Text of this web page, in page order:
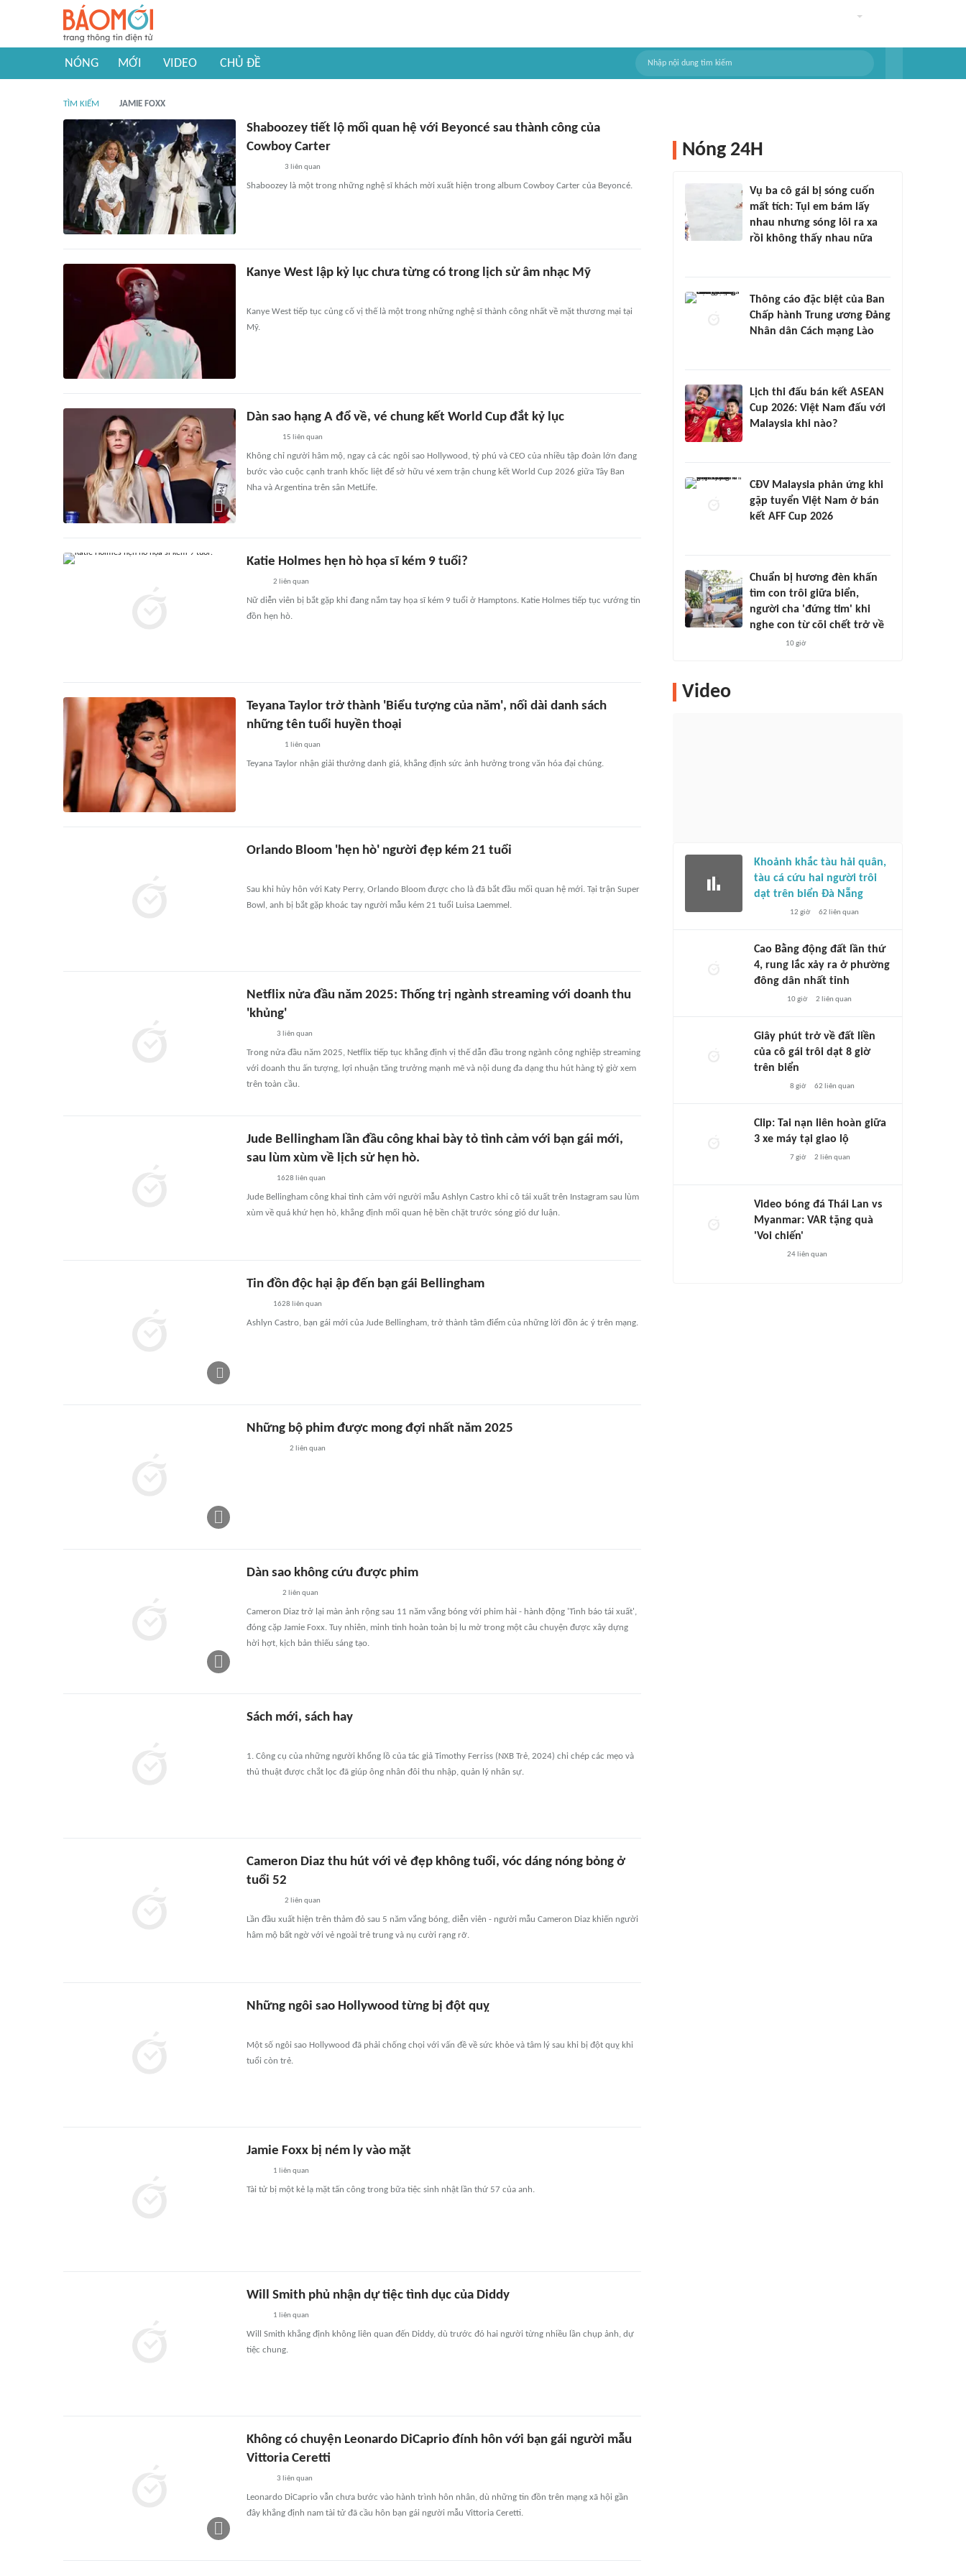
NÓNG MỚI VIDEO CHỦ ĐỀ
TÌM KIẾM JAMIE FOXX
Shaboozey tiết lộ mối quan hệ với Beyoncé sau thành công của
Cowboy Carter
3 liên quan
Shaboozey là một trong những nghệ sĩ khách mời xuất hiện trong album Cowboy Carter của Beyoncé.
Kanye West lập kỷ lục chưa từng có trong lịch sử âm nhạc Mỹ
Kanye West tiếp tục củng cố vị thế là một trong những nghệ sĩ thành công nhất về mặt thương mại tại
Mỹ.
Dàn sao hạng A đổ về, vé chung kết World Cup đắt kỷ lục
15 liên quan
Không chỉ người hâm mộ, ngay cả các ngôi sao Hollywood, tỷ phú và CEO của nhiều tập đoàn lớn đang
bước vào cuộc cạnh tranh khốc liệt để sở hữu vé xem trận chung kết World Cup 2026 giữa Tây Ban
Nha và Argentina trên sân MetLife.
Katie Holmes hẹn hò họa sĩ kém 9 tuổi?
2 liên quan
Nữ diễn viên bị bắt gặp khi đang nắm tay họa sĩ kém 9 tuổi ở Hamptons. Katie Holmes tiếp tục vướng tin
đồn hẹn hò.
Teyana Taylor trở thành 'Biểu tượng của năm', nối dài danh sách
những tên tuổi huyền thoại
1 liên quan
Teyana Taylor nhận giải thưởng danh giá, khẳng định sức ảnh hưởng trong văn hóa đại chúng.
Orlando Bloom 'hẹn hò' người đẹp kém 21 tuổi
Sau khi hủy hôn với Katy Perry, Orlando Bloom được cho là đã bắt đầu mối quan hệ mới. Tại trận Super
Bowl, anh bị bắt gặp khoác tay người mẫu kém 21 tuổi Luisa Laemmel.
Netflix nửa đầu năm 2025: Thống trị ngành streaming với doanh thu
'khủng'
3 liên quan
Trong nửa đầu năm 2025, Netflix tiếp tục khẳng định vị thế dẫn đầu trong ngành công nghiệp streaming
với doanh thu ấn tượng, lợi nhuận tăng trưởng mạnh mẽ và nội dung đa dạng thu hút hàng tỷ giờ xem
trên toàn cầu.
Jude Bellingham lần đầu công khai bày tỏ tình cảm với bạn gái mới,
sau lùm xùm về lịch sử hẹn hò.
1628 liên quan
Jude Bellingham công khai tình cảm với người mẫu Ashlyn Castro khi cô tái xuất trên Instagram sau lùm
xùm về quá khứ hẹn hò, khẳng định mối quan hệ bền chặt trước sóng gió dư luận.
Tin đồn độc hại ập đến bạn gái Bellingham
1628 liên quan
Ashlyn Castro, bạn gái mới của Jude Bellingham, trở thành tâm điểm của những lời đồn ác ý trên mạng.
Những bộ phim được mong đợi nhất năm 2025
2 liên quan
Dàn sao không cứu được phim
2 liên quan
Cameron Diaz trở lại màn ảnh rộng sau 11 năm vắng bóng với phim hài - hành động 'Tình báo tái xuất',
đóng cặp Jamie Foxx. Tuy nhiên, minh tinh hoàn toàn bị lu mờ trong một câu chuyện được xây dựng
hời hợt, kịch bản thiếu sáng tạo.
Sách mới, sách hay
1. Công cụ của những người khổng lồ của tác giả Timothy Ferriss (NXB Trẻ, 2024) chi chép các mẹo và
thủ thuật được chắt lọc đã giúp ông nhân đôi thu nhập, quản lý nhân sự.
Cameron Diaz thu hút với vẻ đẹp không tuổi, vóc dáng nóng bỏng ở
tuổi 52
2 liên quan
Lần đầu xuất hiện trên thảm đỏ sau 5 năm vắng bóng, diễn viên - người mẫu Cameron Diaz khiến người
hâm mộ bất ngờ với vẻ ngoài trẻ trung và nụ cười rạng rỡ.
Những ngôi sao Hollywood từng bị đột quỵ
Một số ngôi sao Hollywood đã phải chống chọi với vấn đề về sức khỏe và tâm lý sau khi bị đột quỵ khi
tuổi còn trẻ.
Jamie Foxx bị ném ly vào mặt
1 liên quan
Tài tử bị một kẻ lạ mặt tấn công trong bữa tiệc sinh nhật lần thứ 57 của anh.
Will Smith phủ nhận dự tiệc tình dục của Diddy
1 liên quan
Will Smith khẳng định không liên quan đến Diddy, dù trước đó hai người từng nhiều lần chụp ảnh, dự
tiệc chung.
Không có chuyện Leonardo DiCaprio đính hôn với bạn gái người mẫu
Vittoria Ceretti
3 liên quan
Leonardo DiCaprio vẫn chưa bước vào hành trình hôn nhân, dù những tin đồn trên mạng xã hội gần
đây khẳng định nam tài tử đã cầu hôn bạn gái người mẫu Vittoria Ceretti.
Nóng 24H
Vụ ba cô gái bị sóng cuốn
mất tích: Tụi em bám lấy
nhau nhưng sóng lôi ra xa
rồi không thấy nhau nữa
Thông cáo đặc biệt của Ban
Chấp hành Trung ương Đảng
Nhân dân Cách mạng Lào
Lịch thi đấu bán kết ASEAN
Cup 2026: Việt Nam đấu với
Malaysia khi nào?
CĐV Malaysia phản ứng khi
gặp tuyển Việt Nam ở bán
kết AFF Cup 2026
Chuẩn bị hương đèn khấn
tìm con trôi giữa biển,
người cha 'đứng tim' khi
nghe con từ cõi chết trở về
10 giờ
Video
Khoảnh khắc tàu hải quân,
tàu cá cứu hai người trôi
dạt trên biển Đà Nẵng
12 giờ 62 liên quan
Cao Bằng động đất lần thứ
4, rung lắc xảy ra ở phường
đông dân nhất tỉnh
10 giờ 2 liên quan
Giây phút trở về đất liền
của cô gái trôi dạt 8 giờ
trên biển
8 giờ 62 liên quan
Clip: Tai nạn liên hoàn giữa
3 xe máy tại giao lộ
7 giờ 2 liên quan
Video bóng đá Thái Lan vs
Myanmar: VAR tặng quà
'Voi chiến'
24liên quan